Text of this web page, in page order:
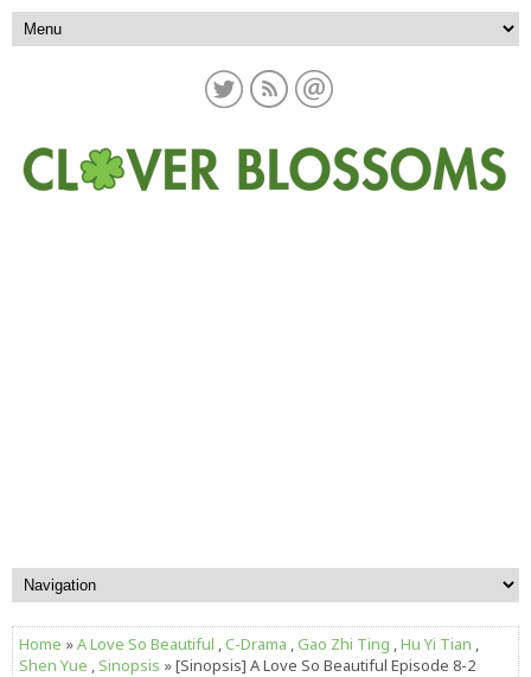
Home »A Love So Beautiful ,C-Drama ,Gao Zhi Ting ,Hu Yi Tian ,
Shen Yue , Sinopsis » [Sinopsis] A Love So Beautiful Episode 8-2